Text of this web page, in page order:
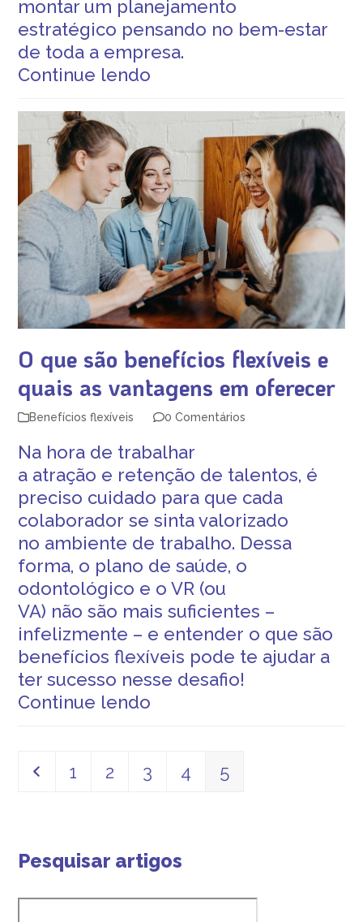
montar um planejamento
estratégico pensando no bem-estar
de toda a empresa.
Continue lendo
O que são benefícios flexíveis e
quais as vantagens em oferecer
Benefícios flexíveis 0 Comentários
Na hora de trabalhar
a atração e retenção de talentos, é
preciso cuidado para que cada
colaborador se sinta valorizado
no ambiente de trabalho. Dessa
forma, o plano de saúde, o
odontológico e o VR (ou
VA) nãosão maissuficientes –
infelizmente – e entender o que são
benefícios flexíveis pode te ajudar a
ter sucesso nesse desafio!
Continue lendo
Anterior
Page
1 Page
2 Page
3 Page
4 Page
5
Pesquisar artigos